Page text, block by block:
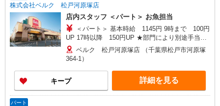
市、上尾市、北本市、坂戸市、鶴ヶ島市、毛呂山
町、東松山市、鴻巣市、行田市、 羽生市、加須
市、熊谷市、深谷市、本庄市、上里町、秩父市、
三郷市、寄居町、和光市、白岡市 ＜東京都＞ 江戸
川区、足立区、町田市、八王子市、青梅市、東大
和市、葛飾区、練馬区 ＜神奈川県＞ 横浜市鶴見
区、横浜市都筑区、座間市、伊勢原市、相模原市
市、流山市、野田市、柏市、八千代市、習志野
市、千葉市中央区、鎌ケ谷市、印西市、佐倉市、
白井市、船橋市、我孫子市、浦安市、富里市 ＜群
株式会社ベルク 松戸河原塚店
店内スタッフ ＜パート＞ お魚担当
＜パート＞ 基本時給 1145円 9時まで 100円
UP 17時以降 150円UP ★部門により別途手当が
つく場合あり ※22時以降 基本時給より25％UP
★評価制度で時給UP！ ★パートは日・祝日は更
に時給100円UP！ 上記時間帯は募集時間ではあり
ません。募集時間は勤務時間・曜日欄でご確認く
ださい。
ベルク 松戸河原塚店 （千葉県松戸市河原塚
364-1）
キープ 詳細を見る
パート